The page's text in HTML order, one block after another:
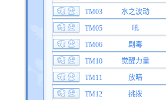
TM03
水之波动
TM05
吼
TM06
剧毒
TM10
觉醒力量
TM11
放晴
TM12
挑拨